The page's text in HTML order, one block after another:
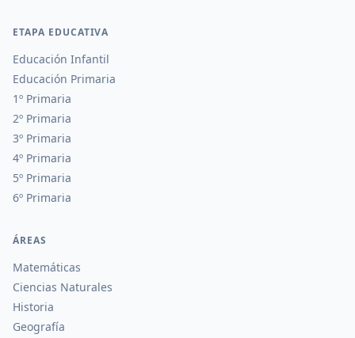
ETAPA EDUCATIVA
Educación Infantil
Educación Primaria
1º Primaria
2º Primaria
3º Primaria
4º Primaria
5º Primaria
6º Primaria
ÁREAS
Matemáticas
Ciencias Naturales
Historia
Geografía